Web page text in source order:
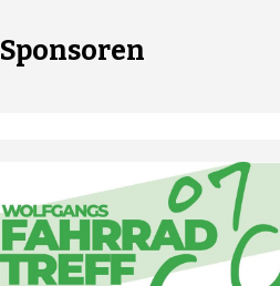
Sponsoren